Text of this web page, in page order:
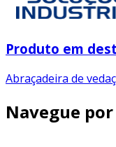
Produto em
Abraçadeira de
Navegue